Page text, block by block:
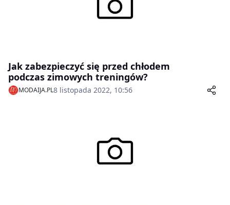
Jak zabezpieczyć się przed chłodem
podczas zimowych treningów?
MODAIJA.PL8 listopada 2022, 10:56